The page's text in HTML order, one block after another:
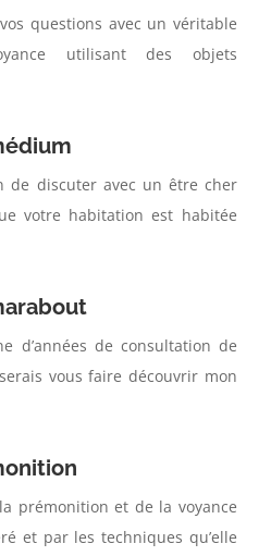
questions avec un véritable
utilisant des objets
de discuter avec un être cher
votre habitation est habitée
d’années de consultation de
vous faire découvrir mon
prémonition et de la voyance
et par les techniques qu’elle